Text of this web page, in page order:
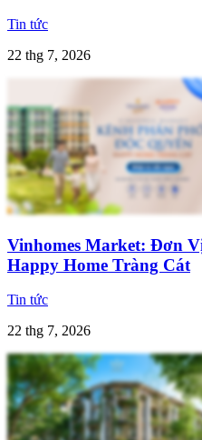
Tin tức
22 thg 7, 2026
Vinhomes Market: Đơn
Happy Home Tràng Cát
Tin tức
22 thg 7, 2026